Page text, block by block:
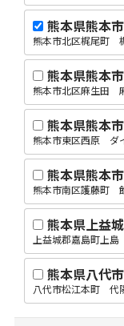
熊本県熊本
熊本市北区梶尾町
熊本県熊本
熊本市北区麻生田
熊本県熊本
熊本市東区西原 ダ
熊本県熊本
熊本市南区護藤町
熊本県上益
上益城郡嘉島町上
熊本県八代市
八代市松江本町 代